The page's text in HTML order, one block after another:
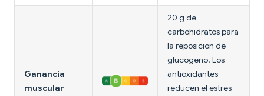
Ganancia
muscular
20 g de
carbohidratos para
la reposición de
glucógeno. Los
antioxidantes
reducen el estrés